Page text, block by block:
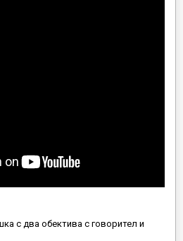
с два обектива с говорител и